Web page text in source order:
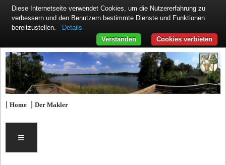
|Home |Der Makler
≡
Diese Internetseite verwendet Cookies, um die Nutzererfahrung zu
verbessern und den Benutzern bestimmte Dienste und Funktionen
bereitzustellen.
Details
Cookies verbieten
Verstanden